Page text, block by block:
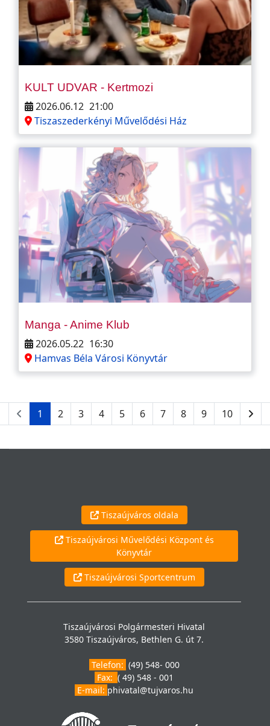
KULT UDVAR - Kertmozi
2026.06.12 21:00
Tiszaszederkényi Művelődési Ház
Manga - Anime Klub
2026.05.22 16:30
Hamvas Béla Városi Könyvtár
1 2 3 4 5 6 7 8 9 10
Tiszaújváros oldala
Tiszaújvárosi Művelődési Központ és
Könyvtár
Tiszaújvárosi Sportcentrum
Tiszaújvárosi Polgármesteri Hivatal
3580 Tiszaújváros, Bethlen G. út 7.
Telefon: (49) 548- 000
Fax: ( 49) 548 - 001
E-mail: phivatal@tujvaros.hu